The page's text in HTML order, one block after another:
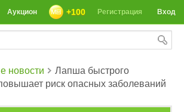
Вход
Регистрация
+100
Аукцион
новости
Лапша быстрого
риск опасных заболеваний